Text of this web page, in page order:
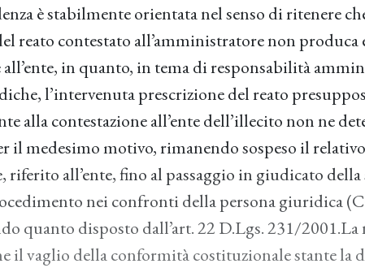
è stabilmente orientata nel senso di ritenere
reato contestato all’amministratore non produca
in quanto, in tema di responsabilità
l’intervenuta prescrizione del reato
alla contestazione all’ente dell’illecito non ne
il medesimo motivo, rimanendo sospeso il
riferito all’ente, fino al passaggio in giudicato della
nei confronti della persona giuridica
quanto disposto dall’art. 22 D.Lgs. 231/
il vaglio della conformità costituzionale stante la